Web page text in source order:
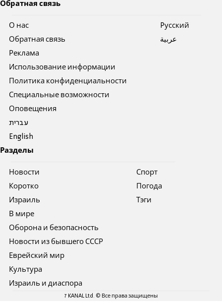
Обратная связь
О нас
Обратная связь
Реклама
Использование информации
Политика конфиденциальности
Специальные возможности
Оповещения
עברית
English
Pусский
عربية
Разделы
Новости
Коротко
Израиль
В мире
Оборона и безопасность
Новости из бывшего СССР
Еврейский мир
Культура
Израиль и диаспора
Спорт
Погода
Тэги
7 KANAL Ltd. © Все права защищены